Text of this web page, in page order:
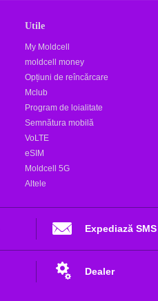
Utile
My Moldcell
moldcell money
Opțiuni de reîncărcare
Mclub
Program de loialitate
Semnătura mobilă
VoLTE
eSIM
Moldcell 5G
Altele
Expediază SMS
Dealer